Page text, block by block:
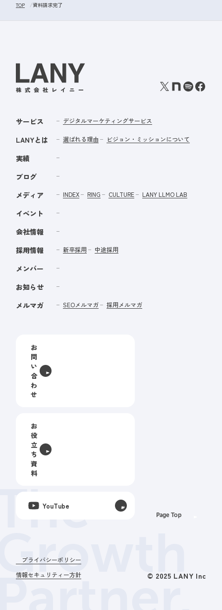
TOP 資料請求完了
プライバシーポリシー
情報セキュリティー方針
© 2025 LANY Inc
サービス デジタルマーケティングサービス
LANYとは 選ばれる理由 ビジョン・ミッションについて
実績
ブログ
メディア
INDEX RING CULTURE LANY LLMO LAB
イベント
会社情報
採用情報
新卒採用 中途採用
メンバー
お知らせ
メルマガ
SEOメルマガ 採用メルマガ
お
問
い
合
わ
せ
お
役
立
ち
資
料
YouTube
Page Top